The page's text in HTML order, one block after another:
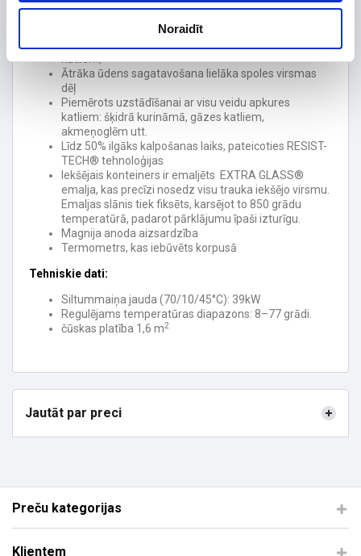
Noraidīt
sienas piestiprināta versija)
Piemērots pieslēgšanai apkures sistēmai ar gāzes
katliem;
Ātrāka ūdens sagatavošana lielāka spoles virsmas
dēļ
Piemērots uzstādīšanai ar visu veidu apkures
katliem: šķidrā kurināmā, gāzes katliem,
akmeņoglēm utt.
Līdz 50% ilgāks kalpošanas laiks, pateicoties RESIST-
TECH® tehnoloģijas
Iekšējais konteiners ir emaljēts EXTRA GLASS®
emalja, kas precīzi nosedz visu trauka iekšējo virsmu.
Emaljas slānis tiek fiksēts, karsējot to 850 grādu
temperatūrā, padarot pārklājumu īpaši izturīgu.
Magnija anoda aizsardzība
Termometrs, kas iebūvēts korpusā
Tehniskie dati:
Siltummaiņa jauda (70/10/45°C): 39kW
Regulējams temperatūras diapazons: 8–77 grādi.
čūskas platība 1,6 m2
Jautāt par preci
Preču kategorijas
Klientem